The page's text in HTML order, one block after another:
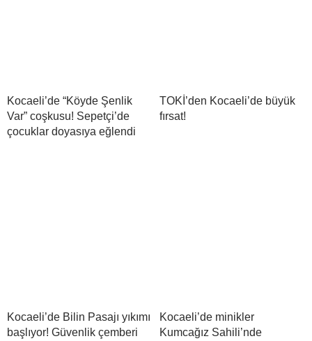
Kocaeli’de “Köyde Şenlik
Var” coşkusu! Sepetçi’de
çocuklar doyasıya eğlendi
TOKİ’den Kocaeli’de büyük
fırsat!
Kocaeli’de Bilin Pasajı yıkımı
başlıyor! Güvenlik çemberi
Kocaeli’de minikler
Kumcağız Sahili’nde